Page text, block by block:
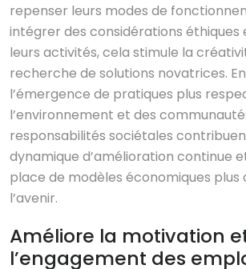
repenser leurs modes de
intégrer des considérations éthiques
leurs activités, cela stimule la
recherche de solutions novatrices.
l’émergence de pratiques plus
l’environnement et des
responsabilités sociétales
dynamique d’amélioration continue
place de modèles économiques plus
l’avenir.
Améliore la motivation
l’engagement des